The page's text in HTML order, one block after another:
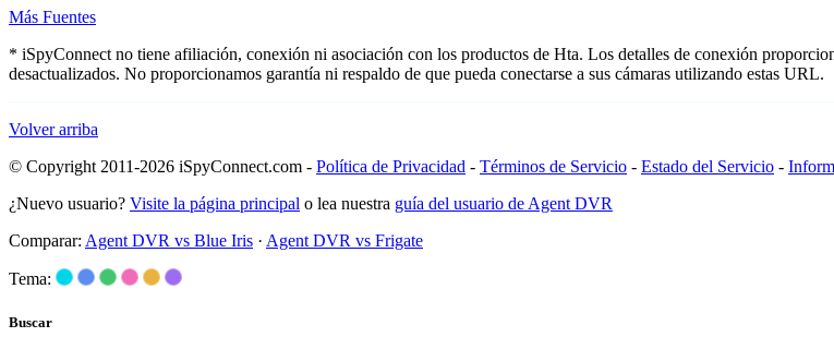
Más Fuentes
* iSpyConnect no tiene afiliación, conexión ni asociación con los productos de Hta. Los detalles de conexión
desactualizados. No proporcionamos garantía ni respaldo de que pueda conectarse a sus cámaras utilizando estas URL.
Volver arriba
© Copyright 2011-2026 iSpyConnect.com - Política de Privacidad - Términos de Servicio - Estado del Servicio -
¿Nuevo usuario? Visite la página principal o lea nuestra guía del usuario de Agent DVR
Comparar: Agent DVR vs Blue Iris · Agent DVR vs Frigate
Tema:
Buscar